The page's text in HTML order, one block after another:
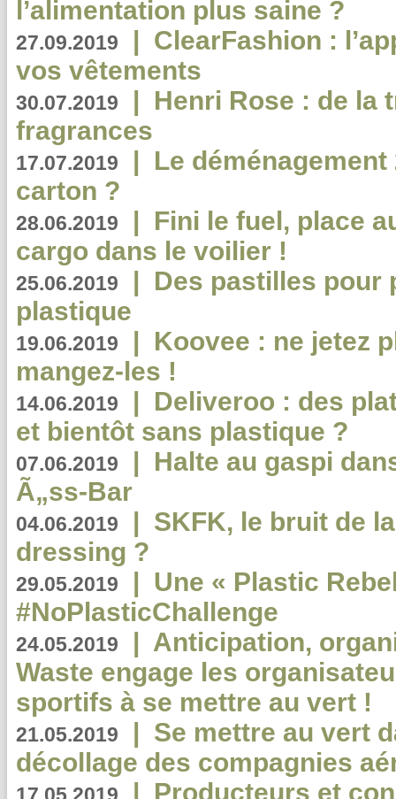
l’alimentation plus saine ?
27.09.2019 | ClearFashion :
vos vêtements
30.07.2019 | Henri Rose : de la
fragrances
17.07.2019 | Le
carton ?
28.06.2019 | Fini le fuel, place
cargo dans le voilier !
25.06.2019 | Des pastilles pour
plastique
19.06.2019 | Koovee : ne jetez
mangez-les !
14.06.2019 | Deliveroo : des
et bientôt sans plastique ?
07.06.2019 | Halte au gaspi
Ã„ss-Bar
04.06.2019 | SKFK, le bruit de
dressing ?
29.05.2019 | Une « Plastic
#NoPlasticChallenge
24.05.2019 | Anticipation,
Waste engage les
sportifs à se mettre au vert !
21.05.2019 | Se mettre au vert
décollage des compagnies
| Producteurs et